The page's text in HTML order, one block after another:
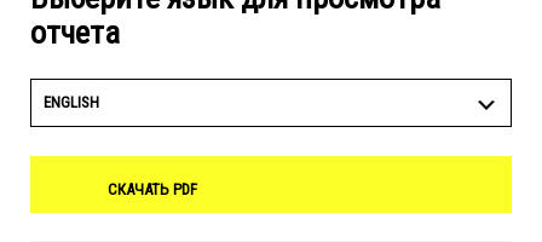
отчета
ENGLISH
СКАЧАТЬ PDF